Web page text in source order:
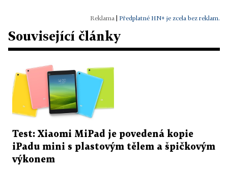
Předplatné HN+ je zcela bez reklam.
Související články
Test: Xiaomi MiPad je povedená kopie
iPadu mini s plastovým tělem a špičkovým
výkonem